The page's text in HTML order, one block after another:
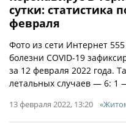
сутки: статистика
февраля
Фото из сети Интернет
болезни COVID-19
за 12 февраля 2022 года.
летальных случаев — 6: 1
13 февраля 2022, 13:20